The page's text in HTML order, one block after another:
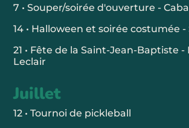
7 • Souper/soirée d'ouverture -
14 • Halloween et soirée costumée -
21 • Fête de la Saint-Jean-Baptiste -
Leclair
Juillet
12 • Tournoi de pickleball